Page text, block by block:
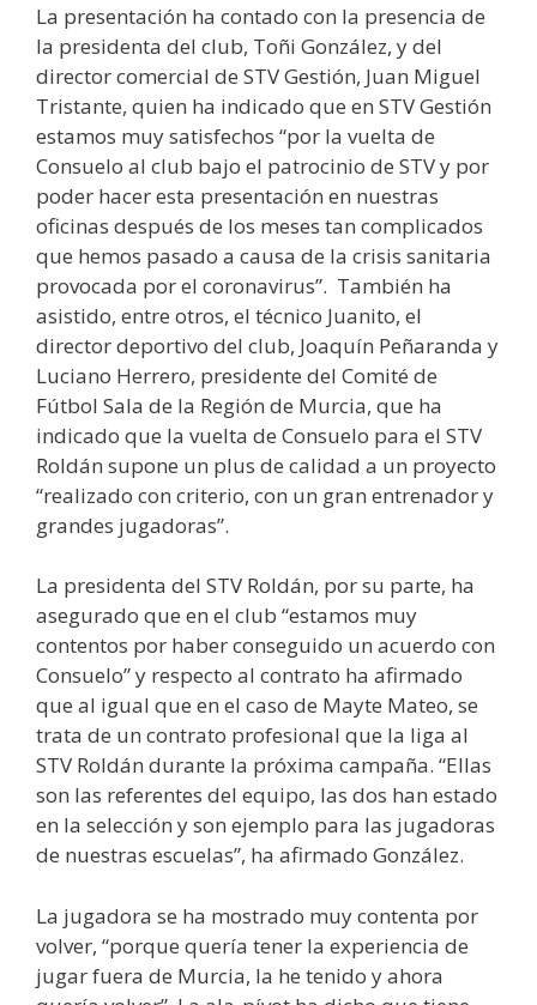
La presentación ha contado con la presencia de
la presidenta del club, Toñi González, y del
director comercial de STV Gestión, Juan Miguel
Tristante, quien ha indicado que en STV Gestión
estamos muy satisfechos “por la vuelta de
Consuelo al club bajo el patrocinio de STV y por
poder hacer esta presentación en nuestras
oficinas después de los meses tan complicados
que hemos pasado a causa de la crisis sanitaria
provocada por el coronavirus”. También ha
asistido, entre otros, el técnico Juanito, el
director deportivo del club, Joaquín Peñaranda y
Luciano Herrero, presidente del Comité de
Fútbol Sala de la Región de Murcia, que ha
indicado que la vuelta de Consuelo para el STV
Roldán supone un plus de calidad a un proyecto
“realizado con criterio, con un gran entrenador y
grandes jugadoras”.
La presidenta del STV Roldán, por su parte, ha
asegurado que en el club “estamos muy
contentos por haber conseguido un acuerdo con
Consuelo” y respecto al contrato ha afirmado
que al igual que en el caso de Mayte Mateo, se
trata de un contrato profesional que la liga al
STV Roldán durante la próxima campaña. “Ellas
son las referentes del equipo, las dos han estado
en la selección y son ejemplo para las jugadoras
de nuestras escuelas”, ha afirmado González.
La jugadora se ha mostrado muy contenta por
volver, “porque quería tener la experiencia de
jugar fuera de Murcia, la he tenido y ahora